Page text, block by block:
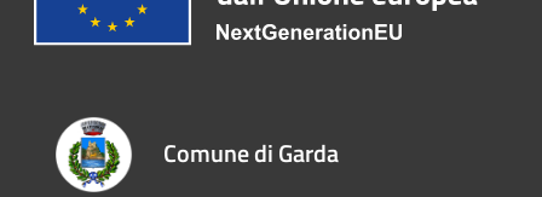
Comune di Garda